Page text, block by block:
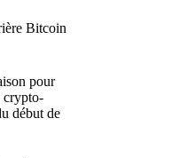
Bitcoin
pour
crypto-
début de